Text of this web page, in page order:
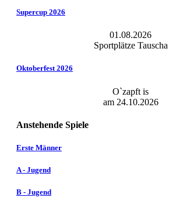
Supercup 2026
01.08.2026
Sportplätze Tauscha
Oktoberfest 2026
O`zapft is
am 24.10.2026
Anstehende Spiele
Erste Männer
A - Jugend
B - Jugend